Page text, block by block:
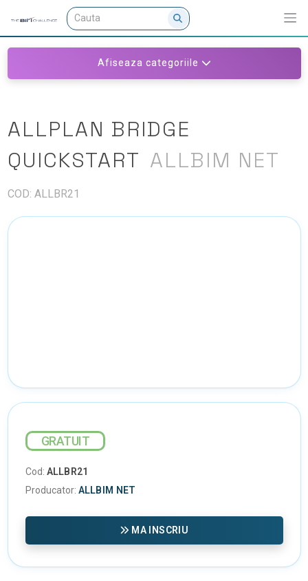
Afiseaza categoriile
ALLPLAN BRIDGE
QUICKSTART ALLBIM NET
COD: ALLBR21
GRATUIT
Cod: ALLBR21
Producator: ALLBIM NET
MA INSCRIU